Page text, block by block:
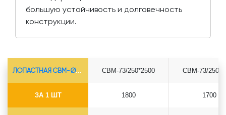
большую устойчивость и долговечность
конструкции.
ЛОПАСТНАЯ СВМ-Ø73*5.5
ЗА 1 ШТ
СВМ-73/250*2500
1800
СВМ-73/
1700